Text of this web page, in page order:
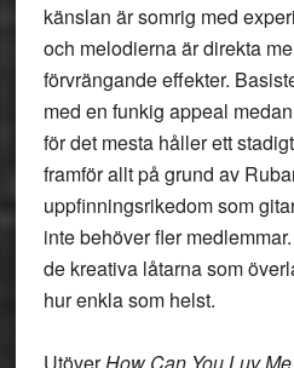
känslan är somrig med
och melodierna är direkta
förvrängande effekter.
med en funkig appeal
för det mesta håller ett
framför allt på grund av
uppfinningsrikedom som
inte behöver fler
de kreativa låtarna som
hur enkla som helst.